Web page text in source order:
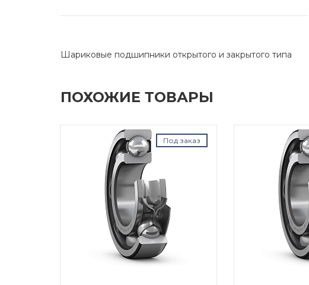
Шариковые подшипники открытого и закрытого типа
ПОХОЖИЕ ТОВАРЫ
Под заказ